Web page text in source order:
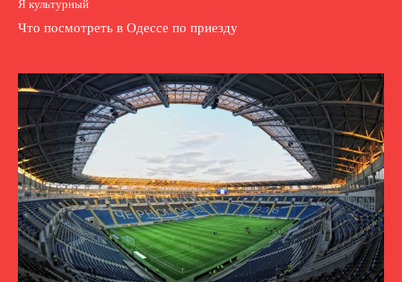
Я культурный
Что посмотреть в Одессе по приезду